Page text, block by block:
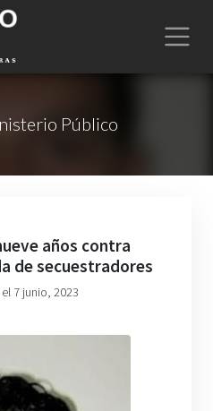
Público
años contra
de secuestradores
7 junio, 2023